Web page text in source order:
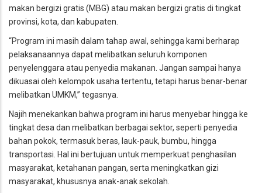
makan bergizi gratis (MBG) atau makan bergizi gratis di tingkat
provinsi, kota, dan kabupaten.
“Program ini masih dalam tahap awal, sehingga kami berharap
pelaksanaannya dapat melibatkan seluruh komponen
penyelenggara atau penyedia makanan. Jangan sampai hanya
dikuasai oleh kelompok usaha tertentu, tetapi harus benar-benar
melibatkan UMKM,” tegasnya.
Najih menekankan bahwa program ini harus menyebar hingga ke
tingkat desa dan melibatkan berbagai sektor, seperti penyedia
bahan pokok, termasuk beras, lauk-pauk, bumbu, hingga
transportasi. Hal ini bertujuan untuk memperkuat penghasilan
masyarakat, ketahanan pangan, serta meningkatkan gizi
masyarakat, khususnya anak-anak sekolah.